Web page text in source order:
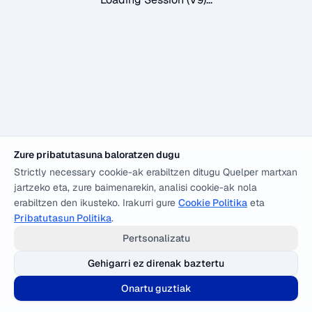
Zure pribatutasuna baloratzen dugu
Strictly necessary cookie-ak erabiltzen ditugu Quelper martxan
jartzeko eta, zure baimenarekin, analisi cookie-ak nola
erabiltzen den ikusteko. Irakurri gure Cookie Politika eta
Pribatutasun Politika.
Pertsonalizatu
Gehigarri ez direnak baztertu
Onartu guztiak